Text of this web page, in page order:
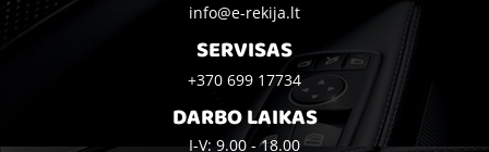
info@e-rekija.lt
SERVISAS
+370 699 17734
DARBO LAIKAS
I-V: 9.00 - 18.00